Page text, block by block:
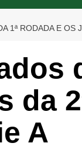
1ª RODADA E OS
da
A